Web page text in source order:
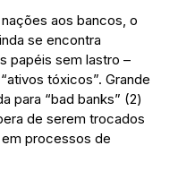
aos bancos, o
se encontra
papéis sem lastro –
tóxicos”. Grande
para “bad banks” (2)
de serem trocados
processos de